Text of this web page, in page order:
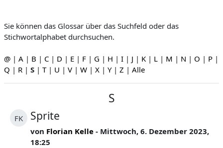
Sie können das Glossar über das Suchfeld oder das
Stichwortalphabet durchsuchen.
@ | A | B | C | D | E | F | G | H | I | J | K | L | M | N | O | P |
Q | R | S | T| U | V | W | X | Y| Z | Alle
S
FK Sprite
von Florian Kelle - Mittwoch, 6. Dezember 2023,
18:25